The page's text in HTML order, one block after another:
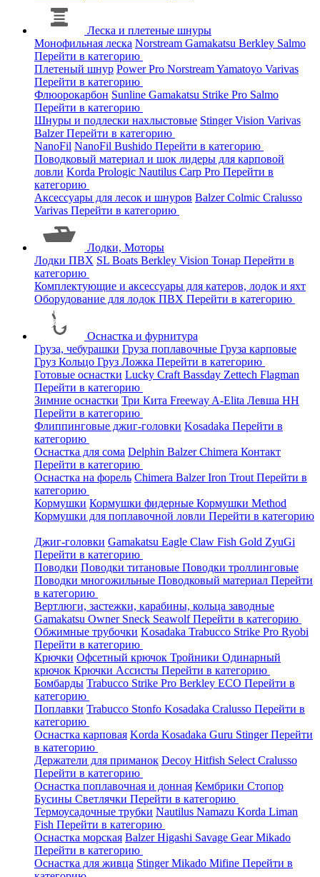
Леска и плетеные шнуры
Монофильная леска Norstream Gamakatsu Berkley Salmo
Перейти в категорию
Плетеный шнур Power Pro NorstreamYamatoyo Varivas
Перейти в категорию
Флюорокарбон Sunline Gamakatsu Strike Pro Salmo
Перейти в категорию
Шнуры и подлески нахлыстовые StingerVision Varivas
BalzerПерейти в категорию
NanoFil NanoFil Bushido Перейти в категорию
Поводковый материал и шок лидеры для карповой
ловли Korda Prologic Nautilus Carp Pro Перейти в
категорию
Аксессуары для лесок и шнуров BalzerColmic Cralusso
Varivas Перейти в категорию
Лодки, Моторы
Лодки ПВХ SL Boats Berkley Vision Тонар Перейти в
категорию
Комплектующие и аксессуары для катеров, лодок и яхт
Оборудование для лодок ПВХ Перейти в категорию
Оснастка и фурнитура
Груза, чебурашки Груза поплавочные Груза карповые
Груз Кольцо Груз Ложка Перейти в категорию
Готовые оснастки Lucky Craft Bassday Zettech Flagman
Перейти в категорию
Зимние оснастки Три Кита Freeway A-Elita Левша НН
Перейти в категорию
Флиппинговые джиг-головки Kosadaka Перейти в
категорию
Оснастка для сома Delphin BalzerChimera Контакт
Перейти в категорию
Оснастка на форель Chimera BalzerIron Trout Перейти в
категорию
Кормушки Кормушки фидерные Кормушки Method
Кормушки для поплавочной ловли Перейти в категорию
Джиг-головки Gamakatsu Eagle Claw Fish Gold ZyuGi
Перейти в категорию
Поводки Поводки титановые Поводки троллинговые
Поводки многожильные Поводковый материал Перейти
в категорию
Вертлюги, застежки, карабины, кольца заводные
Gamakatsu Owner Sneck SeawolfПерейти в категорию
Обжимные трубочки Kosadaka Trabucco Strike Pro Ryobi
Перейти в категорию
Крючки Офсетный крючок Тройники Одинарный
крючок Крючки Ассисты Перейти в категорию
Бомбарды Trabucco Strike Pro Berkley ECO Перейти в
категорию
Поплавки Trabucco Stonfo Kosadaka Cralusso Перейти в
категорию
Оснастка карповая Korda Kosadaka Guru StingerПерейти
в категорию
Держатели для приманок Decoy Hitfish Select Cralusso
Перейти в категорию
Оснастка поплавочная и донная Кембрики Стопор
Бусины Светлячки Перейти в категорию
Термоусадочные трубки Nautilus Namazu Korda Liman
Fish Перейти в категорию
Оснастка морская BalzerHigashi Savage GearMikado
Перейти в категорию
Оснастка для живца StingerMikado Mifine Перейти в